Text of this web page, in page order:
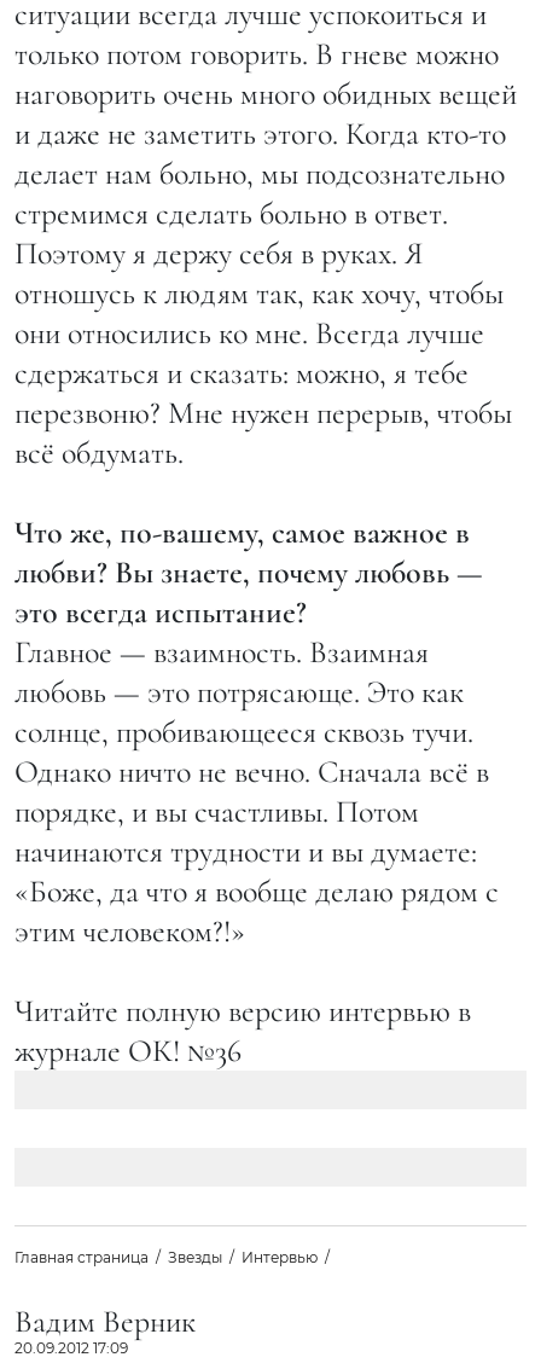
ситуации всегда лучше успокоиться и
только потом говорить. В гневе можно
наговорить очень много обидных вещей
и даже не заметить этого. Когда кто-то
делает нам больно, мы подсознательно
стремимся сделать больно в ответ.
Поэтому я держу себя в руках. Я
отношусь к людям так, как хочу, чтобы
они относились ко мне. Всегда лучше
сдержаться и сказать: можно, я тебе
перезвоню? Мне нужен перерыв, чтобы
всё обдумать.
Что же, по-вашему, самое важное в
любви? Вы знаете, почему любовь —
это всегда испытание?
Главное — взаимность. Взаимная
любовь — это потрясающе. Это как
солнце, пробивающееся сквозь тучи.
Однако ничто не вечно. Сначала всё в
порядке, и вы счастливы. Потом
начинаются трудности и вы думаете:
«Боже, да что я вообще делаю рядом с
этим человеком?!»
Читайте полную версию интервью в
журнале ОК! №36
Главная страница Звезды Интервью
Вадим Верник
20.09.2012 17:09